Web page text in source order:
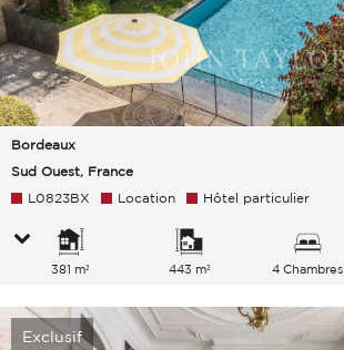
Bordeaux
Sud Ouest, France
L0823BX Location Hôtel particulier
381 m² 443 m² 4 Chambres
Exclusif